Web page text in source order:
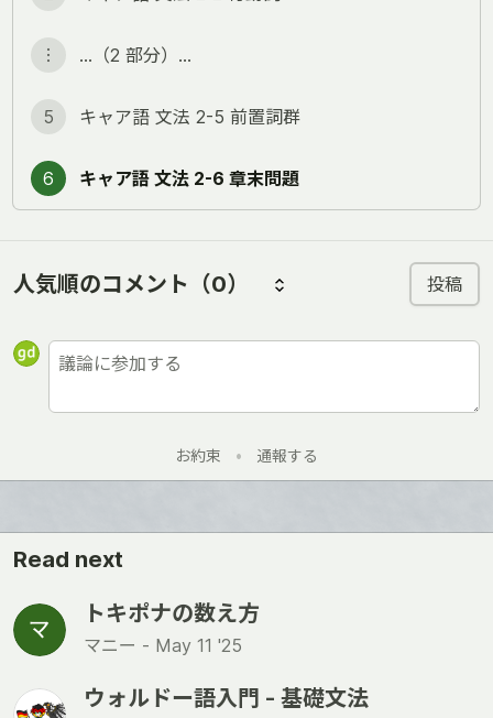
︙ …（2 部分）…
5 キャア語 文法 2-5 前置詞群
6 キャア語 文法 2-6 章末問題
人気順のコメント （0） 投稿
お約束 • 通報する
Read next
トキポナの数え方
マニー - May 11 '25
ウォルドー語入門 - 基礎文法